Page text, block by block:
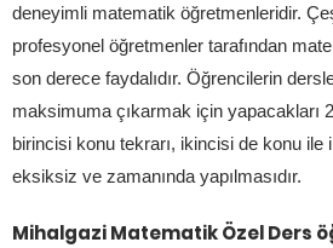
deneyimli matematik öğretmenleridir.
profesyonel öğretmenler tarafından
son derece faydalıdır. Öğrencilerin
maksimuma çıkarmak için yapacakları
birincisi konu tekrarı, ikincisi de konu ile
eksiksiz ve zamanında yapılmasıdır.
Mihalgazi Matematik Özel Ders